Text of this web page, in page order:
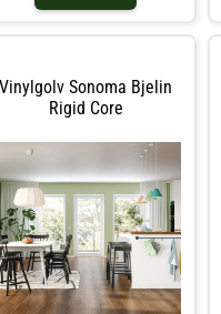
Vinylgolv Sonoma Bjelin
Rigid Core